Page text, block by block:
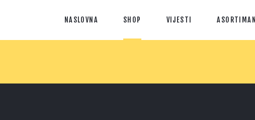
NASLOVNA SHOP VIJESTI ASORTIMAN